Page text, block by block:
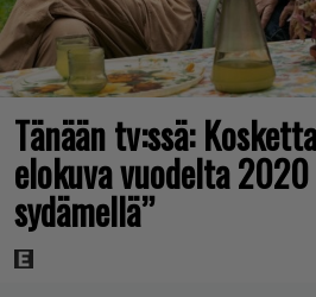
Tänään tv:ssä:
elokuva vuodelta
sydämellä”